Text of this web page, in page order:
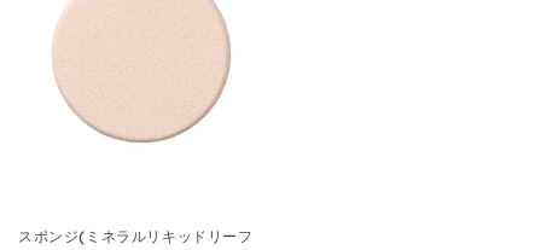
ちらは102でちょうど良かったです。モイスチュアシルクで仕上げ
ると良い感じです。
1人中、1人の方が、このレビューは参考になったと投票しています。
色を増やしてほしい
みー
スポンジ(ミネラルリキッドリーフ